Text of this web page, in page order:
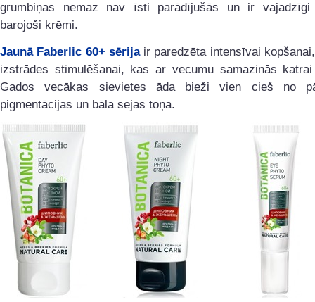
grumbiņas nemaz nav īsti parādījušās un ir vajadzīgi
barojoši krēmi.
Jaunā Faberlic 60+ sērijair paredzēta intensīvai
izstrādes stimulēšanai, kas ar vecumu samazinās
Gados vecākas sievietes āda bieži vien cieš no
pigmentācijas un bāla sejas toņa.